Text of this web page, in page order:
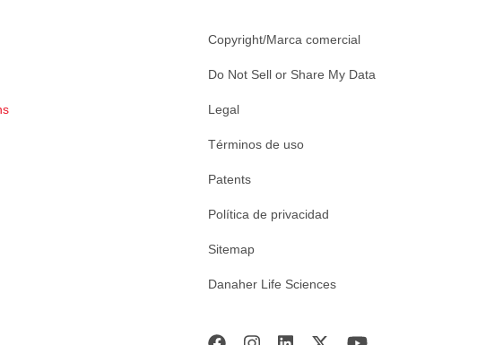
Copyright/Marca comercial
Do Not Sell or Share My Data
Legal
Términos de uso
Patents
Política de privacidad
Sitemap
Danaher Life Sciences